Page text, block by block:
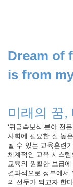
Dream of
is from
미래의 꿈,
‘귀금속보석’분야 전
사회에 필요한 질 높
될 수 있는 교육훈련
체계적인 교육 시스
교육의 원활한 보급
결과적으로 정부에서
의 선두가 되고자 한